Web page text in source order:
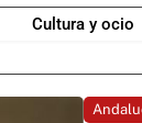
Cultura y ocio